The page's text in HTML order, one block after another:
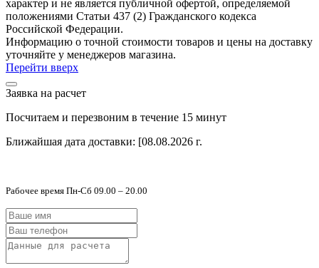
характер и не является публичной офертой, определяемой
положениями Статьи 437 (2) Гражданского кодекса
Российской Федерации.
Информацию о точной стоимости товаров и цены на доставку
уточняйте у менеджеров магазина.
Перейти вверх
Заявка на расчет
Посчитаем и перезвоним в течение 15 минут
Ближайшая дата доставки: [08.08.2026 г.
Рабочее время Пн-Сб 09.00 – 20.00